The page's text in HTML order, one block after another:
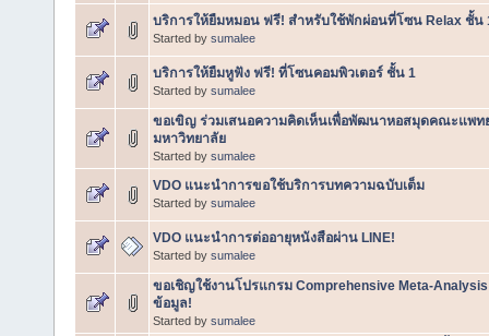
บริการให้ยืมหมอน ฟรี! สำหรับใช้พักผ่อนที่โซน Relax ชั้น
Started by sumalee
บริการให้ยืมหูฟัง ฟรี! ที่โซนคอมพิวเตอร์ ชั้น 1
Started by sumalee
ขอเขิญ ร่วมเสนอความคิดเห็นเพื่อพัฒนาหอสมุดคณะแพ
มหาวิทยาลัย
Started by sumalee
VDO แนะนำการขอใช้บริการบทความฉบับเต็ม
Started by sumalee
VDO แนะนำการต่ออายุหนังสือผ่าน LINE!
Started by sumalee
ขอเชิญใช้งานโปรแกรม Comprehensive Meta-Analysis
ข้อมูล!
Started by sumalee